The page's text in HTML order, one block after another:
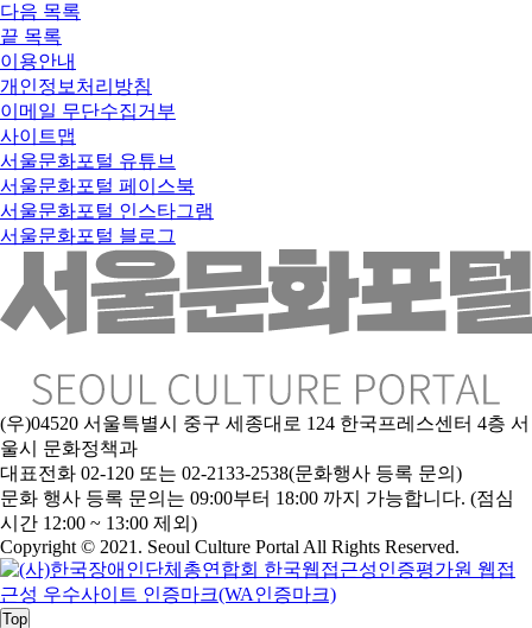
다음 목록
끝 목록
이용안내
개인정보처리방침
이메일 무단수집거부
사이트맵
서울문화포털 유튜브
서울문화포털 페이스북
서울문화포털 인스타그램
서울문화포털 블로그
(우)04520 서울특별시 중구 세종대로 124 한국프레스센터 4층 서
울시 문화정책과
대표전화 02-120 또는 02-2133-2538(문화행사 등록 문의)
문화 행사 등록 문의는 09:00부터 18:00 까지 가능합니다. (점심
시간 12:00 ~ 13:00 제외)
Copyright © 2021. Seoul Culture Portal All Rights Reserved.
Top